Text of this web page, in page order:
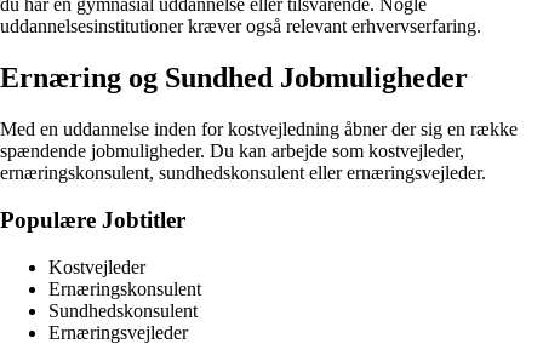
du har en gymnasial uddannelse eller tilsvarende. Nogle
uddannelsesinstitutioner kræver også relevant erhvervserfaring.
Ernæring og Sundhed Jobmuligheder
Med en uddannelse inden for kostvejledning åbner der sig en række
spændende jobmuligheder. Du kan arbejde som kostvejleder,
ernæringskonsulent, sundhedskonsulent eller ernæringsvejleder.
Populære Jobtitler
Kostvejleder
Ernæringskonsulent
Sundhedskonsulent
Ernæringsvejleder